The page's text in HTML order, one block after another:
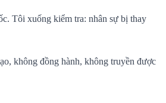
Tôi xuống kiểm tra: nhân sự bị thay
không đồng hành, không truyền được